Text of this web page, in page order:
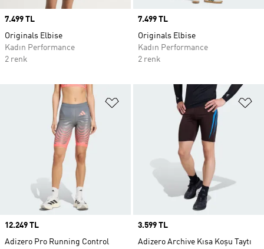
Price
7.499 TL
Originals Elbise
Kadın Performance
2 renk
Price
7.499 TL
Originals Elbise
Kadın Performance
2 renk
Favori Listesine Ekle
Price
12.249 TL
Adizero Pro Running Control
Price
3.599 TL
Adizero Archive Kısa Koşu Taytı